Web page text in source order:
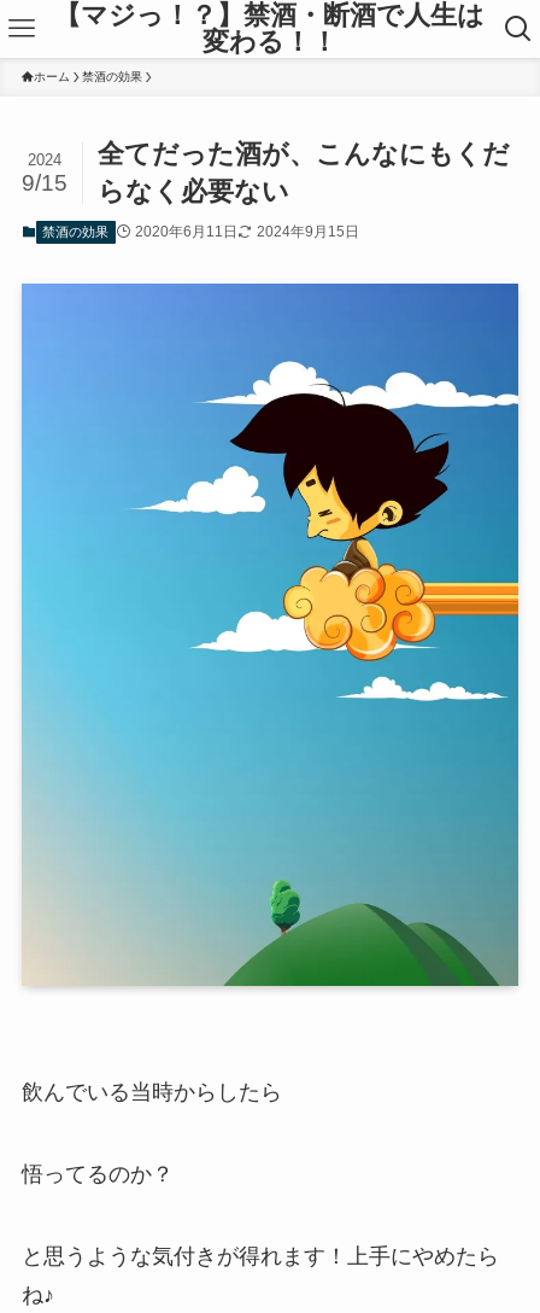
【マジっ！？】禁酒・断酒で人生は
変わる！！
ホーム 禁酒の効果
全てだった酒が、こんなにもくだ
らなく必要ない
2024
9/15
禁酒の効果 2020年6月11日 2024年9月15日
飲んでいる当時からしたら
悟ってるのか？
と思うような気付きが得れます！上手にやめたら
ね♪